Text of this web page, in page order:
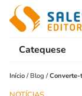
Catequese
Início / Blog /Converte-